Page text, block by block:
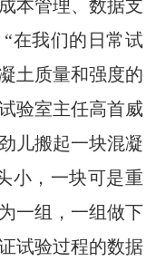
本管理、数据支
在我们的日常试
土质量和强度的
验室主任高首威
儿搬起一块混凝
小，一块可是重
一组，一组做下
试验过程的数据